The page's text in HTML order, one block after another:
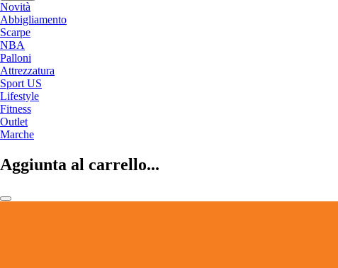
Novità
Abbigliamento
Scarpe
NBA
Palloni
Attrezzatura
Sport US
Lifestyle
Fitness
Outlet
Marche
Aggiunta al carrello...